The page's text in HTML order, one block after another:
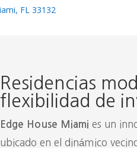
FL 33132
Residencias
flexibilidad de
Edge House Miami es un
ubicado en el dinámico